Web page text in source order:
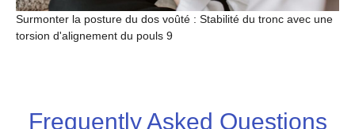
Surmonter la posture du dos voûté : Stabilité du tronc avec une
torsion d'alignement du pouls 9
Frequently Asked Questions